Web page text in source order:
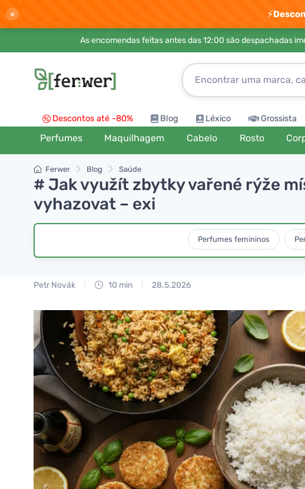
× ⚡
As encomendas feitas antes das 12:00 são despachadas
Descontos até -80% Blog Léxico Grossista
Perfumes Maquilhagem Cabelo Rosto
Ferwer Blog Saúde
# Jak využít zbytky vařené rýže
vyhazovat – exi
Perfumes femininos
Petr Novák 10 min 28.5.2026